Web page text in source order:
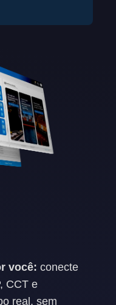
você: conecte
CCT e
real, sem